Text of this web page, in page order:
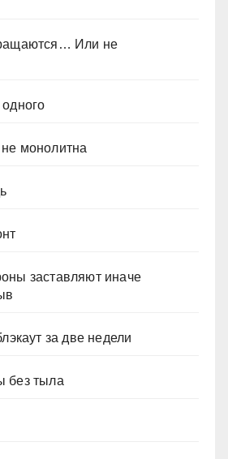
Или не
монолитна
заставляют иначе
за две недели
без тыла